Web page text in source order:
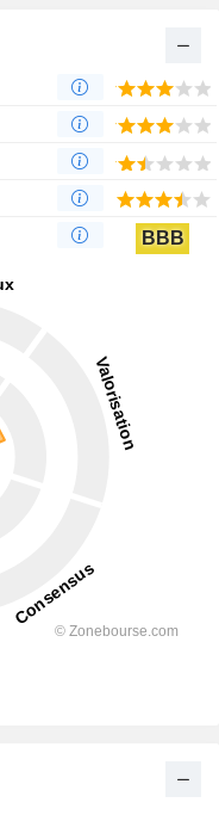
BBB